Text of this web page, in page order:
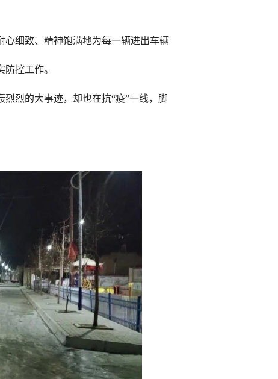
心细致、精神饱满地为每一辆进出车辆
微处做好做实防控工作。
烈的大事迹，却也在抗“疫”一线，脚